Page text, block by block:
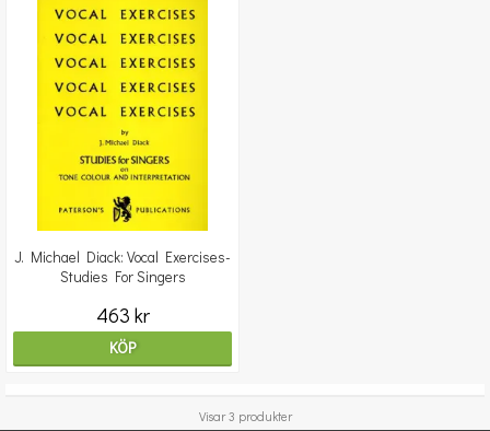
J. Michael Diack: Vocal Exercises-
Studies For Singers
463 kr
KÖP
Visar 3 produkter